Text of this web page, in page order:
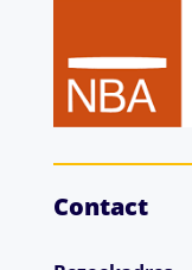
Contact